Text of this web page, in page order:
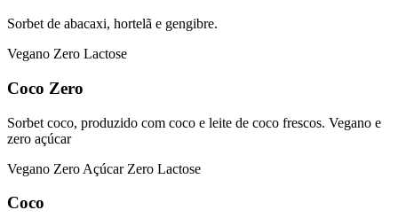
Sorbet de abacaxi, hortelã e gengibre.
Vegano Zero Lactose
Coco Zero
Sorbet coco, produzido com coco e leite de coco frescos. Vegano e
zero açúcar
Vegano Zero Açúcar Zero Lactose
Coco